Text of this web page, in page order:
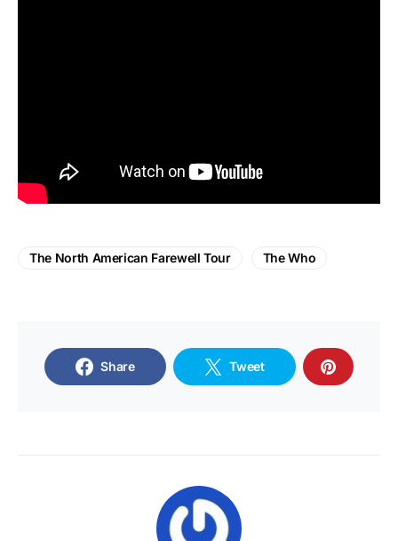
The North American Farewell Tour The Who
Share Tweet